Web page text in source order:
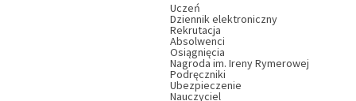
Uczeń
Dziennik elektroniczny
Rekrutacja
Absolwenci
Osiągnięcia
Nagroda im. Ireny Rymerowej
Podręczniki
Ubezpieczenie
Nauczyciel